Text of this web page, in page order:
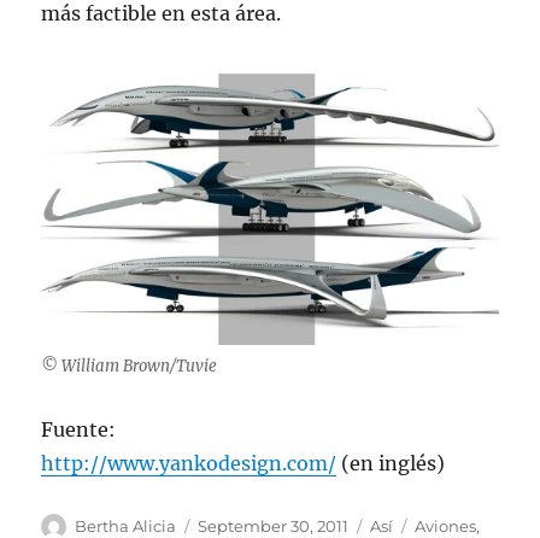
más factible en esta área.
© William Brown/Tuvie
Fuente:
http://www.yankodesign.com/ (en inglés)
Author
Bertha Alicia
Posted
September 30, 2011 Categories
Así Tags
Aviones,